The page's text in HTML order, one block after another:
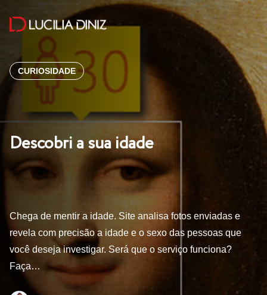
CURIOSIDADE
Descobri a sua idade
Chega de mentir a idade. Site analisa fotos enviadas e
revela com precisão a idade e o sexo das pessoas que
você deseja investigar. Será que o serviço funciona?
Faça…